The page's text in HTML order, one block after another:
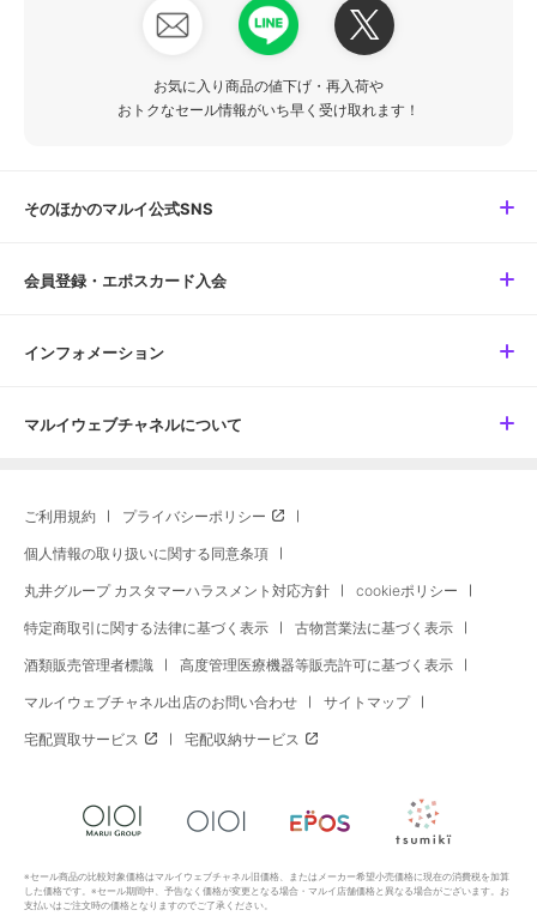
お気に入り商品の値下げ・再入荷や
おトクなセール情報がいち早く受け取れます！
そのほかのマルイ公式SNS
会員登録・エポスカード入会
インフォメーション
マルイウェブチャネルについて
ご利用規約 プライバシーポリシー
個人情報の取り扱いに関する同意条項
丸井グループ カスタマーハラスメント対応方針 cookieポリシー
特定商取引に関する法律に基づく表示 古物営業法に基づく表示
酒類販売管理者標識 高度管理医療機器等販売許可に基づく表示
マルイウェブチャネル出店のお問い合わせ サイトマップ
宅配買取サービス 宅配収納サービス
※セール商品の比較対象価格はマルイウェブチャネル旧価格、またはメーカー希望小売価格に現在の消費税を加算
した価格です。※セール期間中、予告なく価格が変更となる場合・マルイ店舗価格と異なる場合がございます。お
支払いはご注文時の価格となりますのでご了承ください。